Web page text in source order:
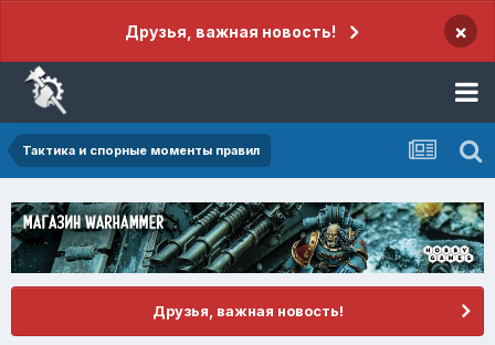
Друзья, важная новость! ×
Тактика и спорные моменты правил
Друзья, важная новость!